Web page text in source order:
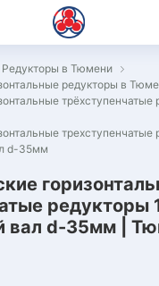
Редукторы в Тюмени
редукторы в
трёхступенчатые
трехступенчатые
d-35мм
редукторы
вал d-35мм |